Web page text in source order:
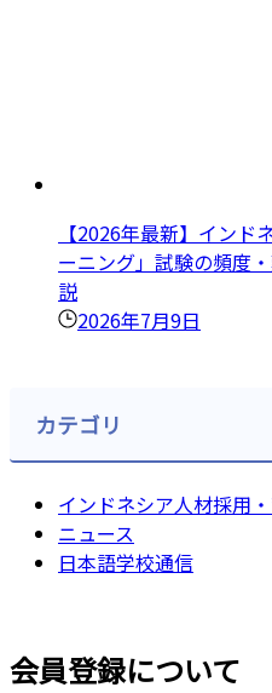
【2026年最新】インド
ーニング」試験の頻度
説
2026年7月9日
カテゴリ
インドネシア人材採用
ニュース
日本語学校通信
会員登録について